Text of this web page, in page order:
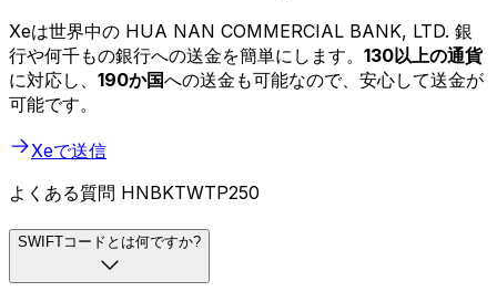
Xeは世界中の HUA NAN COMMERCIAL BANK, LTD. 銀
行や何千もの銀行への送金を簡単にします。 130以上の通貨
に対応し、 190か国への送金も可能なので、安心して送金が
可能です。
Xeで送信
よくある質問 HNBKTWTP250
SWIFTコードとは何ですか?